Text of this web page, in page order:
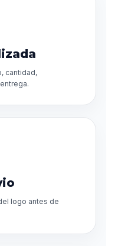
cantidad,
logo antes de